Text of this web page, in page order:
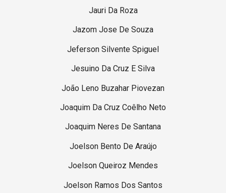
Jauri Da Roza
Jazom Jose De Souza
Jeferson Silvente Spiguel
Jesuino Da Cruz E Silva
João Leno Buzahar Piovezan
Joaquim Da Cruz Coêlho Neto
Joaquim Neres De Santana
Joelson Bento De Araújo
Joelson Queiroz Mendes
Joelson Ramos Dos Santos